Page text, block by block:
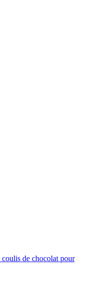
coulis de chocolat pour